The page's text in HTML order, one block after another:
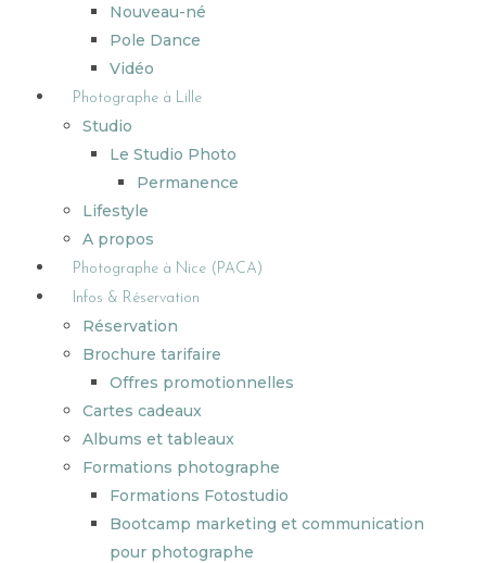
Nouveau-né
Pole Dance
Vidéo
Photographe à Lille
Studio
Le Studio Photo
Permanence
Lifestyle
A propos
Photographe à Nice (PACA)
Infos & Réservation
Réservation
Brochure tarifaire
Offres promotionnelles
Cartes cadeaux
Albums et tableaux
Formations photographe
Formations Fotostudio
Bootcamp marketing et communication
pour photographe